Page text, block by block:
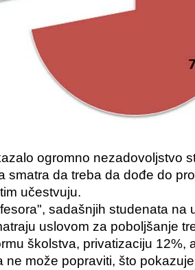
ogromno nezadovoljstvo
smatra da treba da dođe do
učestvuju.
sadašnjih studenata na
uslovom za poboljšanje
školstva, privatizaciju 12%,
ne može popraviti, što